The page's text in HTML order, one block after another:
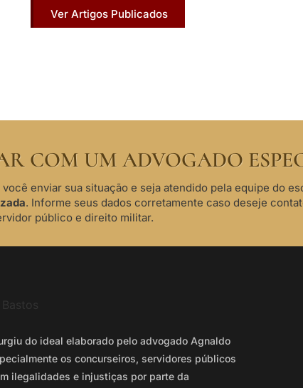
Ver Artigos Publicados
COM UM ADVOGADO
você enviar sua situação e seja atendido pela equipe do
. Informe seus dados corretamente caso deseje
público e direito militar.
do ideal elaborado pelo advogado Agnaldo
os concurseiros, servidores públicos
ilegalidades e injustiças por parte da